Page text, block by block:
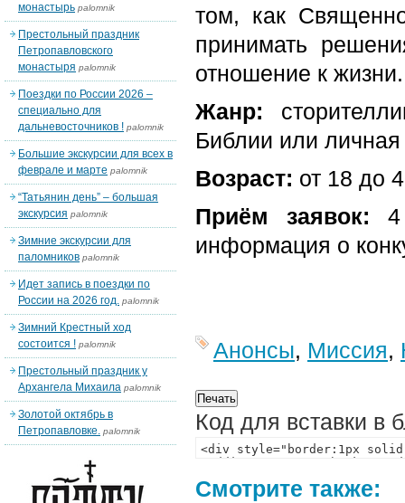
том, как
принимать
отношение к жизни.
Жанр:
Библии или личная
Возраст: от 18 до
Приём заявок: 4
информация о
Анонсы, Миссия,
Код для вставки в
Смотрите также:
монастырь palomnik
Престольный праздник
Петропавловского
монастыря palomnik
Поездки по России 2026 –
специально для
дальневосточников ! palomnik
Большие экскурсии для всех в
феврале и марте palomnik
“Татьянин день” – большая
экскурсия palomnik
Зимние экскурсии для
паломников palomnik
Идет запись в поездки по
России на 2026 год. palomnik
Зимний Крестный ход
состоится ! palomnik
Престольный праздник у
Архангела Михаила palomnik
Золотой октябрь в
Петропавловке. palomnik